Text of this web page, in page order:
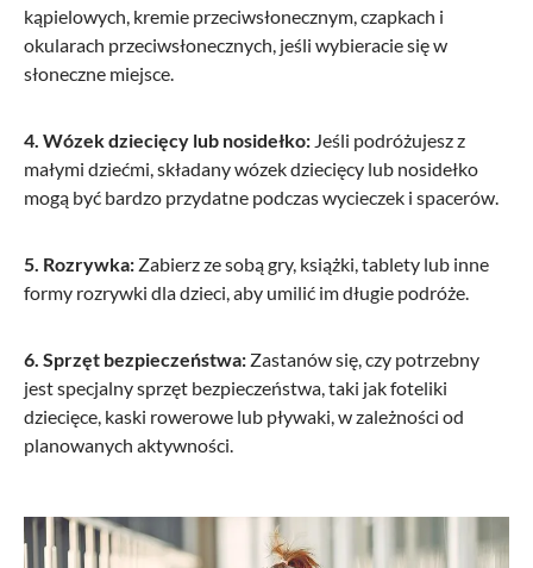
kąpielowych, kremie przeciwsłonecznym, czapkach i
okularach przeciwsłonecznych, jeśli wybieracie się w
słoneczne miejsce.
4. Wózek dziecięcy lub nosidełko: Jeśli podróżujesz z
małymi dziećmi, składany wózek dziecięcy lub nosidełko
mogą być bardzo przydatne podczas wycieczek i spacerów.
5. Rozrywka: Zabierz ze sobą gry, książki, tablety lub inne
formy rozrywki dla dzieci, aby umilić im długie podróże.
6. Sprzęt bezpieczeństwa: Zastanów się, czy potrzebny
jest specjalny sprzęt bezpieczeństwa, taki jak foteliki
dziecięce, kaski rowerowe lub pływaki, w zależności od
planowanych aktywności.